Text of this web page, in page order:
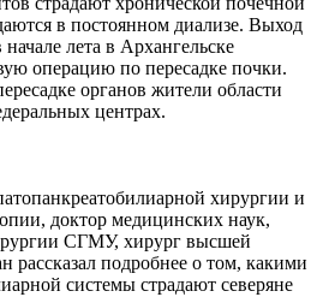
в постоянном диализе. Выход
лета в Архангельске
операцию по пересадке почки.
органов жители области
центрах.
хирургии и
доктор медицинских наук,
СГМУ, хирург высшей
рассказал подробнее о том, какими
системы страдают северяне